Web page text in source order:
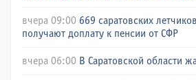
вчера 09:00 669 саратовских
получают доплату к пенсии от СФР
вчера 06:00 В Саратовской области